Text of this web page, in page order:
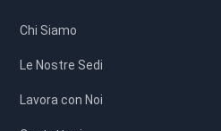
Chi Siamo
Le Nostre Sedi
Lavora con Noi